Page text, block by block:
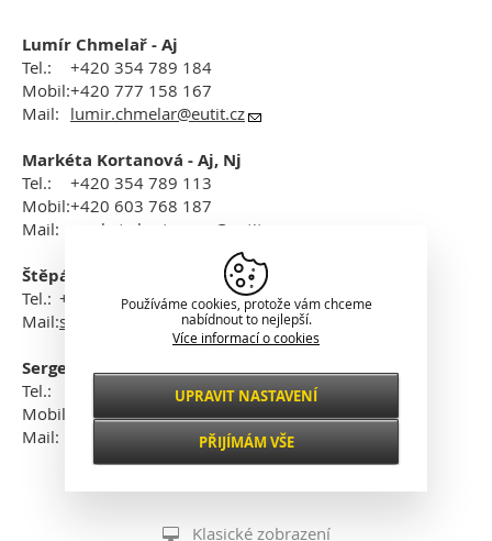
Lumír Chmelař - Aj
Tel.:
Mobil:
Mail:
+420 354 789 184
+420 777 158 167
lumir.chmelar@eutit.cz
Markéta Kortanová - Aj, Nj
Tel.:
Mobil:
Mail:
+420 354 789 113
+420 603 768 187
marketa.kortanova@eutit.cz
Štěpán Dvořák - Aj
Tel.:
Mail:
+420 354 789 114
stepan.dvorak@eutit.cz
Sergej Vasylenko - Rj
Tel.:
Mobil:
Mail:
+420 354 789 195
+420 605 200 673
vasylenko@eutit.cz
Klasické zobrazení
Používáme cookies, protože vám chceme
nabídnout to nejlepší.
Více informací o cookies
Nezbytné
VŽDY AKTIVNÍ
Funkční a
UPRAVIT NASTAVENÍ
PŘIJÍMÁM VŠE